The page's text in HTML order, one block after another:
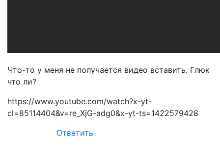
Что-то у меня не получается видео вставить. Глюк
что ли?
https://www.youtube.com/watch?x-yt-
cl=85114404&v=re_XjG-adg0&x-yt-ts=1422579428
Ответить